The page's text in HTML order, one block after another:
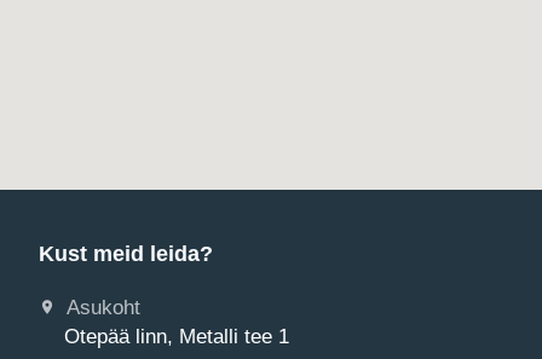
Kust meid leida?
Asukoht
Otepää linn, Metalli tee 1